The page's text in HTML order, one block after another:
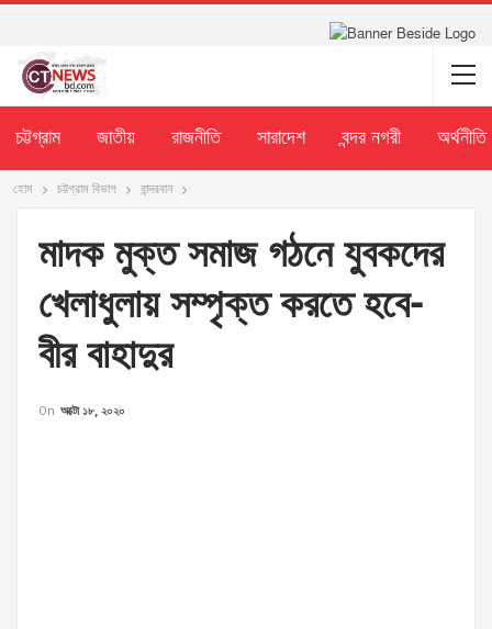
চট্টগ্রাম জাতীয় রাজনীতি সারাদেশ বন্দর নগরী অর্থনীতি
হোম চট্টগ্রাম বিভাগ বান্দরবান
মাদক মুক্ত সমাজ গঠনে যুবকদের
খেলাধুলায় সম্পৃক্ত করতে হবে-
বীর বাহাদুর
On অক্টো ১৮, ২০২০